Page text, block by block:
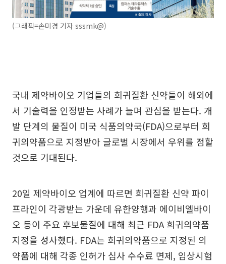
(그래픽=손미경 기자 sssmk@)
국내 제약바이오 기업들의 희귀질환 신약들이 해외에
서 기술력을 인정받는 사례가 늘며 관심을 받는다. 개
발 단계의 물질이 미국 식품의약국(FDA)으로부터 희
귀의약품으로 지정받아 글로벌 시장에서 우위를 점할
것으로 기대된다.
20일 제약바이오 업계에 따르면 희귀질환 신약 파이
프라인이 각광받는 가운데 유한양행과 에이비엘바이
오 등이 주요 후보물질에 대해 최근 FDA 희귀의약품
지정을 성사했다. FDA는 희귀의약품으로 지정된 의
약품에 대해 각종 인허가 심사 수수료 면제, 임상시험